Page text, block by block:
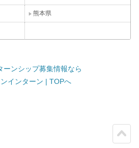
熊本県
ーンシップ募集情報なら
インターン | TOPへ